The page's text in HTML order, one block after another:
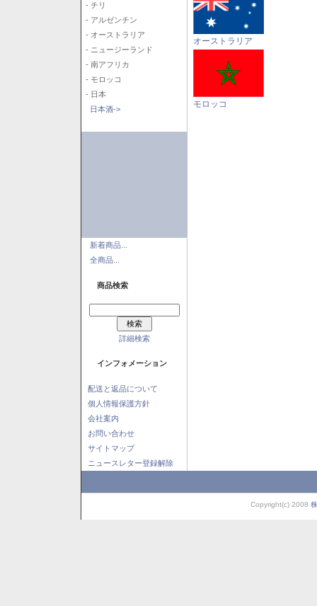
- チリ
- アルゼンチン
- オーストラリア
- ニュージーランド
- 南アフリカ
- モロッコ
- 日本
日本酒->
新着商品...
全商品...
商品検索
詳細検索
インフォメーション
配送と返品について
個人情報保護方針
会社案内
お問い合わせ
サイトマップ
ニュースレター登録解除
オーストラリア
モロッコ
Copyright(c) 2008